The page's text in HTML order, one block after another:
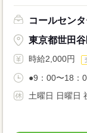
コールセン
東京都世田谷
時給2,000円
●9：00〜18：
土曜日 日曜日